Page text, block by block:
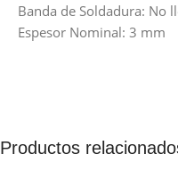
Banda de Soldadura: No
Espesor Nominal: 3 mm
Productos